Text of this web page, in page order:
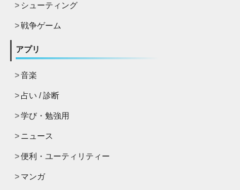
シューティング
戦争ゲーム
アプリ
音楽
占い / 診断
学び・勉強用
ニュース
便利・ユーティリティー
マンガ